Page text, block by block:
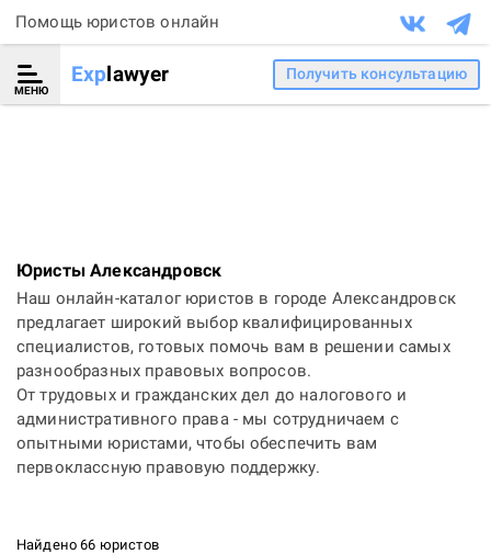
Помощь юристов онлайн
МЕНЮ
Explawyer Получить консультацию
Юристы Александровск
Наш онлайн-каталог юристов в городе Александровск
предлагает широкий выбор квалифицированных
специалистов, готовых помочь вам в решении самых
разнообразных правовых вопросов.
От трудовых и гражданских дел до налогового и
административного права - мы сотрудничаем с
опытными юристами, чтобы обеспечить вам
первоклассную правовую поддержку.
Найдено 66 юристов